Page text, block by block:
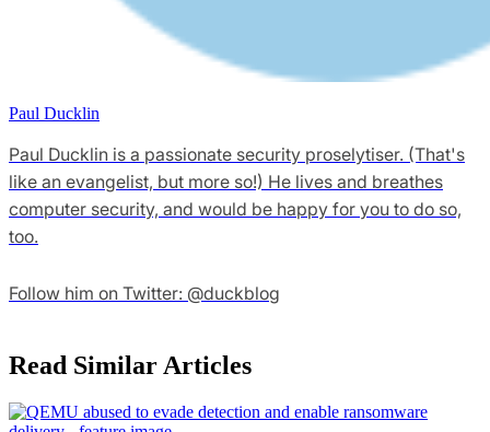
Paul Ducklin
Paul Ducklin is a passionate security proselytiser. (That's
like an evangelist, but more so!) He lives and breathes
computer security, and would be happy for you to do so,
too.
Follow him on Twitter: @duckblog
Read Similar Articles